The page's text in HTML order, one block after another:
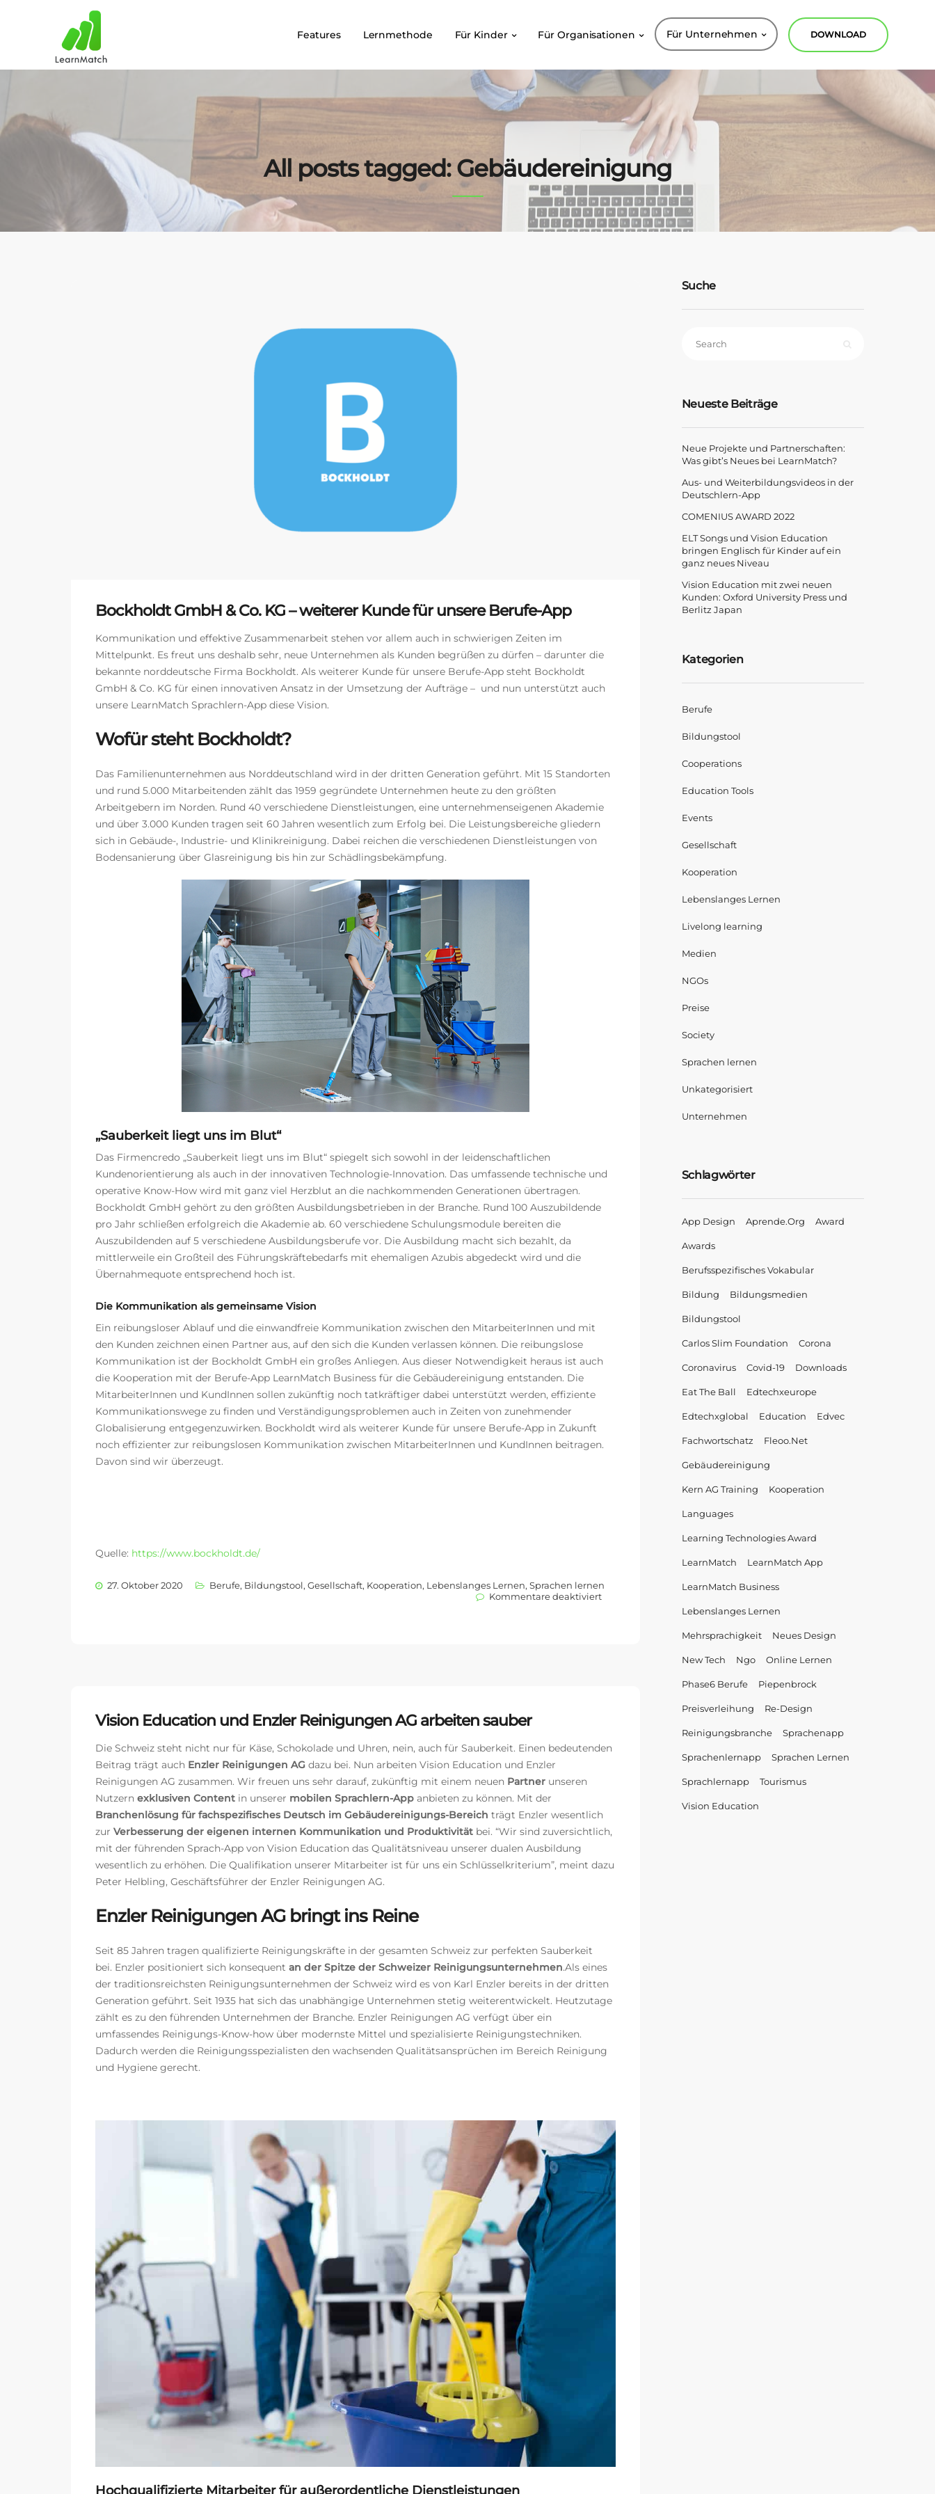
Features Lernmethode Für Kinder Für Organisationen Für Unternehmen DOWNLOAD
All posts tagged: Gebäudereinigung
Bockholdt GmbH & Co. KG – weiterer Kunde für unsere Berufe-App
Kommunikation und effektive Zusammenarbeit stehen vor allem auch in schwierigen Zeiten im
Mittelpunkt. Es freut uns deshalb sehr, neue Unternehmen als Kunden begrüßen zu dürfen – darunter die
bekannte norddeutsche Firma Bockholdt. Als weiterer Kunde für unsere Berufe-App steht Bockholdt
GmbH & Co. KG für einen innovativen Ansatz in der Umsetzung der Aufträge – und nun unterstützt auch
unsere LearnMatch Sprachlern-App diese Vision.
Wofür steht Bockholdt?
Das Familienunternehmen aus Norddeutschland wird in der dritten Generation geführt. Mit 15 Standorten
und rund 5.000 Mitarbeitenden zählt das 1959 gegründete Unternehmen heute zu den größten
Arbeitgebern im Norden. Rund 40 verschiedene Dienstleistungen, eine unternehmenseigenen Akademie
und über 3.000 Kunden tragen seit 60 Jahren wesentlich zum Erfolg bei. Die Leistungsbereiche gliedern
sich in Gebäude-, Industrie- und Klinikreinigung. Dabei reichen die verschiedenen Dienstleistungen von
Bodensanierung über Glasreinigung bis hin zur Schädlingsbekämpfung.
„Sauberkeit liegt uns im Blut“
Das Firmencredo „Sauberkeit liegt uns im Blut“ spiegelt sich sowohl in der leidenschaftlichen
Kundenorientierung als auch in der innovativen Technologie-Innovation. Das umfassende technische und
operative Know-How wird mit ganz viel Herzblut an die nachkommenden Generationen übertragen.
Bockholdt GmbH gehört zu den größten Ausbildungsbetrieben in der Branche. Rund 100 Auszubildende
pro Jahr schließen erfolgreich die Akademie ab. 60 verschiedene Schulungsmodule bereiten die
Auszubildenden auf 5 verschiedene Ausbildungsberufe vor. Die Ausbildung macht sich bezahlt, da
mittlerweile ein Großteil des Führungskräftebedarfs mit ehemaligen Azubis abgedeckt wird und die
Übernahmequote entsprechend hoch ist.
Die Kommunikation als gemeinsame Vision
Ein reibungsloser Ablauf und die einwandfreie Kommunikation zwischen den MitarbeiterInnen und mit
den Kunden zeichnen einen Partner aus, auf den sich die Kunden verlassen können. Die reibungslose
Kommunikation ist der Bockholdt GmbH ein großes Anliegen. Aus dieser Notwendigkeit heraus ist auch
die Kooperation mit der Berufe-App LearnMatch Business für die Gebäudereinigung entstanden. Die
MitarbeiterInnen und KundInnen sollen zukünftig noch tatkräftiger dabei unterstützt werden, effiziente
Kommunikationswege zu finden und Verständigungsproblemen auch in Zeiten von zunehmender
Globalisierung entgegenzuwirken. Bockholdt wird als weiterer Kunde für unsere Berufe-App in Zukunft
noch effizienter zur reibungslosen Kommunikation zwischen MitarbeiterInnen und KundInnen beitragen.
Davon sind wir überzeugt.
Quelle: https://www.bockholdt.de/
27. Oktober 2020 Berufe, Bildungstool, Gesellschaft, Kooperation, Lebenslanges Lernen, Sprachen lernen
Kommentare deaktiviertfür
Vision Education und Enzler Reinigungen AG arbeiten sauber
Die Schweiz steht nicht nur für Käse, Schokolade und Uhren, nein, auch für Sauberkeit. Einen bedeutenden
Beitrag trägt auch Enzler Reinigungen AG dazu bei. Nun arbeiten Vision Education und Enzler
Reinigungen AG zusammen. Wir freuen uns sehr darauf, zukünftig mit einem neuen Partner unseren
Nutzern exklusiven Content in unserer mobilen Sprachlern-App anbieten zu können. Mit der
Branchenlösung für fachspezifisches Deutsch im Gebäudereinigungs-Bereich trägt Enzler wesentlich
zur Verbesserung der eigenen internen Kommunikation und Produktivität bei. “Wir sind zuversichtlich,
mit der führenden Sprach-App von Vision Education das Qualitätsniveau unserer dualen Ausbildung
wesentlich zu erhöhen. Die Qualifikation unserer Mitarbeiter ist für uns ein Schlüsselkriterium”, meint dazu
Peter Helbling, Geschäftsführer der Enzler Reinigungen AG.
Enzler Reinigungen AG bringt ins Reine
Seit 85 Jahren tragen qualifizierte Reinigungskräfte in der gesamten Schweiz zur perfekten Sauberkeit
bei. Enzler positioniert sich konsequent an der Spitze der Schweizer Reinigungsunternehmen.Als eines
der traditionsreichsten Reinigungsunternehmen der Schweiz wird es von Karl Enzler bereits in der dritten
Generation geführt. Seit 1935 hat sich das unabhängige Unternehmen stetig weiterentwickelt. Heutzutage
zählt es zu den führenden Unternehmen der Branche. Enzler Reinigungen AG verfügt über ein
umfassendes Reinigungs-Know-how über modernste Mittel und spezialisierte Reinigungstechniken.
Dadurch werden die Reinigungsspezialisten den wachsenden Qualitätsansprüchen im Bereich Reinigung
und Hygiene gerecht.
Hochqualifizierte Mitarbeiter für außerordentliche Dienstleistungen
Suche
Neueste Beiträge
Neue Projekte und Partnerschaften:
Was gibt’s Neues bei LearnMatch?
Aus- und Weiterbildungsvideos in der
Deutschlern-App
COMENIUS AWARD 2022
ELT Songs und Vision Education
bringen Englisch für Kinder auf ein
ganz neues Niveau
Vision Education mit zwei neuen
Kunden: Oxford University Press und
Berlitz Japan
Kategorien
Berufe
Bildungstool
Cooperations
Education Tools
Events
Gesellschaft
Kooperation
Lebenslanges Lernen
Livelong learning
Medien
NGOs
Preise
Society
Sprachen lernen
Unkategorisiert
Unternehmen
Schlagwörter
App Design Aprende.org Award
Awards
Berufsspezifisches Vokabular
Bildung Bildungsmedien
Bildungstool
Carlos Slim Foundation Corona
Coronavirus Covid-19 Downloads
Eat The Ball Edtechxeurope
Edtechxglobal Education Edvec
Fachwortschatz Fleoo.net
Gebäudereinigung
Kern AG Training Kooperation
Languages
Learning Technologies Award
LearnMatch LearnMatch App
LearnMatch Business
Lebenslanges Lernen
Mehrsprachigkeit Neues Design
New Tech Ngo Online Lernen
Phase6 Berufe Piepenbrock
Preisverleihung Re-Design
Reinigungsbranche Sprachenapp
Sprachenlernapp Sprachen Lernen
Sprachlernapp Tourismus
Vision Education